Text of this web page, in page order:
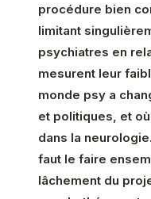
procédure bien
limitant
psychiatres en
mesurent leur
monde psy a
et politiques, et
dans la
faut le faire
lâchement du